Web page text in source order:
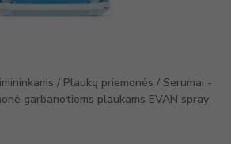
/ Plaukų priemonės / Serumai -
garbanotiems plaukams EVAN spray